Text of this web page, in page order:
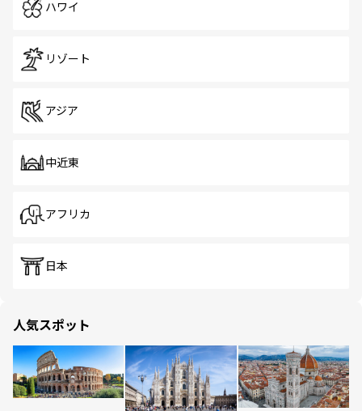
ハワイ
リゾート
アジア
中近東
アフリカ
日本
人気スポット